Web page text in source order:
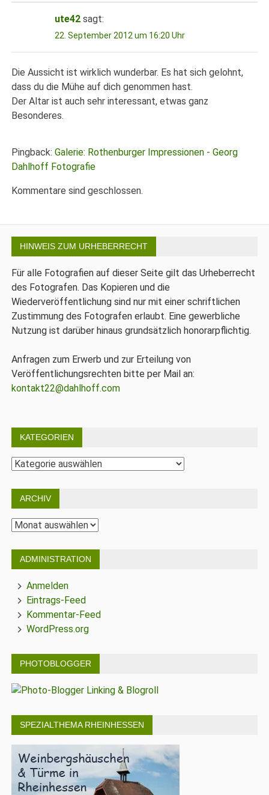
ute42 sagt:
22. September 2012 um 16:20 Uhr
Die Aussicht ist wirklich wunderbar. Es hat sich gelohnt,
dass du die Mühe auf dich genommen hast.
Der Altar ist auch sehr interessant, etwas ganz
Besonderes.
Pingback:Galerie: Rothenburger Impressionen - Georg
Dahlhoff Fotografie
Kommentare sind geschlossen.
HINWEIS ZUM URHEBERRECHT
Für alle Fotografien auf dieser Seite gilt das Urheberrecht
des Fotografen. Das Kopieren und die
Wiederveröffentlichung sind nur mit einer schriftlichen
Zustimmung des Fotografen erlaubt. Eine gewerbliche
Nutzung ist darüber hinaus grundsätzlich honorarpflichtig.
Anfragen zum Erwerb und zur Erteilung von
Veröffentlichungsrechten bitte per Mail an:
kontakt22@dahlhoff.com
KATEGORIEN
Kategorien
ARCHIV
Archiv
ADMINISTRATION
Anmelden
Eintrags-Feed
Kommentar-Feed
WordPress.org
PHOTOBLOGGER
SPEZIALTHEMA RHEINHESSEN